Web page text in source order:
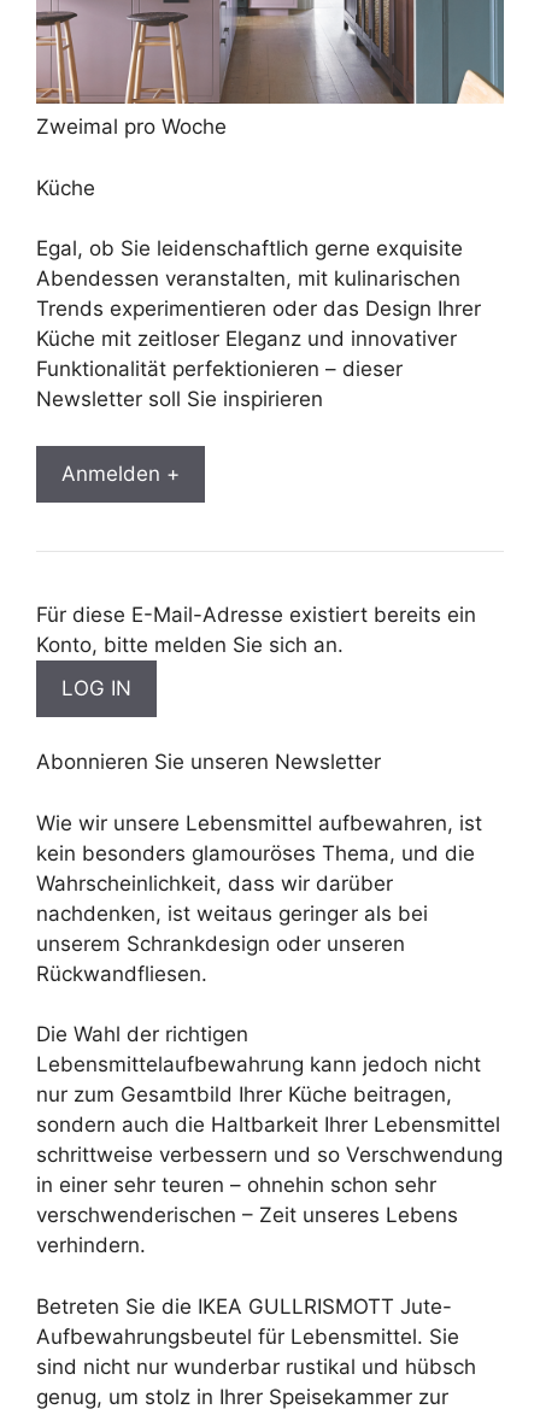
Zweimal pro Woche
Küche
Egal, ob Sie leidenschaftlich gerne exquisite
Abendessen veranstalten, mit kulinarischen
Trends experimentieren oder das Design Ihrer
Küche mit zeitloser Eleganz und innovativer
Funktionalität perfektionieren – dieser
Newsletter soll Sie inspirieren
Anmelden +
Für diese E-Mail-Adresse existiert bereits ein
Konto, bitte melden Sie sich an.
Abonnieren Sie unseren Newsletter
Wie wir unsere Lebensmittel aufbewahren, ist
kein besonders glamouröses Thema, und die
Wahrscheinlichkeit, dass wir darüber
nachdenken, ist weitaus geringer als bei
unserem Schrankdesign oder unseren
Rückwandfliesen.
Die Wahl der richtigen
Lebensmittelaufbewahrung kann jedoch nicht
nur zum Gesamtbild Ihrer Küche beitragen,
sondern auch die Haltbarkeit Ihrer Lebensmittel
schrittweise verbessern und so Verschwendung
in einer sehr teuren – ohnehin schon sehr
verschwenderischen – Zeit unseres Lebens
verhindern.
Betreten Sie die IKEA GULLRISMOTT Jute-
Aufbewahrungsbeutel für Lebensmittel. Sie
sind nicht nur wunderbar rustikal und hübsch
genug, um stolz in Ihrer Speisekammer zur